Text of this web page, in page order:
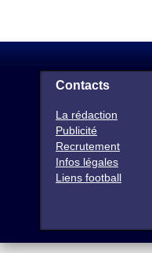
Contacts
La rédaction
Publicité
Recrutement
Infos légales
Liens football